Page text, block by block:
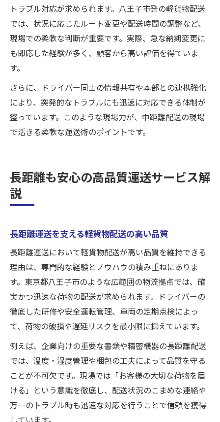
トラブル対応が求められます。八王子市発の軽貨物配送
では、状況に応じたルート変更や配送時間の調整など、
現場での柔軟な判断が重要です。実際、急な納期変更に
も即応した経験が多く、顧客から高い評価を得ていま
す。
さらに、ドライバー同士の情報共有や本部との連携強化
により、突発的なトラブルにも迅速に対応できる体制が
整っています。このような現場力が、中距離配送の現場
で活きる柔軟な運送術のポイントです。
長距離も安心の高品質運送サービス解
説
長距離運送を支える軽貨物配送の高い品質
長距離運送において軽貨物配送が高い品質を維持できる
理由は、専門的な経験とノウハウの積み重ねにありま
す。東京都八王子市のような広範囲の物流拠点では、確
実かつ迅速な荷物の配送が求められます。ドライバーの
徹底した研修や安全運転管理、車両の定期点検によっ
て、荷物の破損や遅延リスクを最小限に抑えています。
例えば、企業向けの重要な書類や精密機器の長距離配送
では、温度・湿度管理や梱包の工夫によって品質を守る
ことが不可欠です。現場では「お客様の大切な荷物を届
ける」という意識を徹底し、配送状況のこまめな連絡や
万一のトラブル時も迅速な対応を行うことで信頼を獲得
しています。